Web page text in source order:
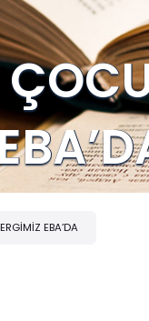
EBA’DA